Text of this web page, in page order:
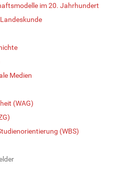
im 20. Jahrhundert
Medien
(WAG)
(WBS)